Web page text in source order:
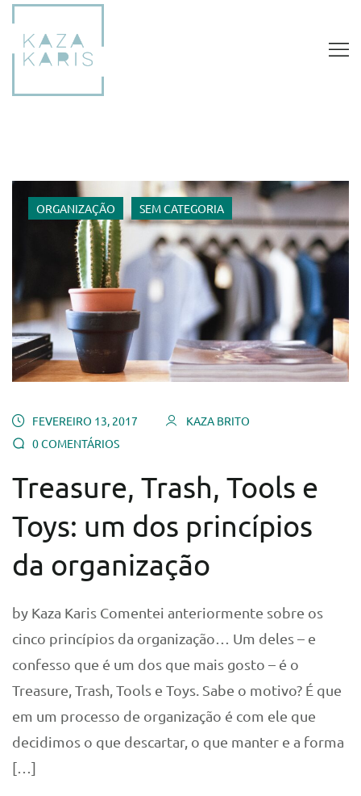
ORGANIZAÇÃO SEM CATEGORIA
FEVEREIRO 13, 2017
KAZA BRITO
0 COMENTÁRIOS
Treasure, Trash, Tools e
Toys: um dos princípios
da organização
by Kaza Karis Comentei anteriormente sobre os
cinco princípios da organização… Um deles – e
confesso que é um dos que mais gosto – é o
Treasure, Trash, Tools e Toys. Sabe o motivo? É que
em um processo de organização é com ele que
decidimos o que descartar, o que manter e a forma
[…]